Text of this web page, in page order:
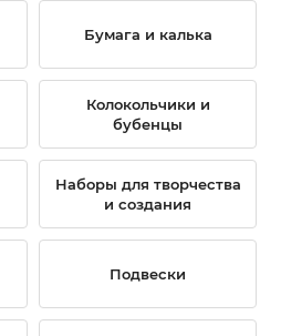
Бумага и калька
Колокольчики и
бубенцы
Наборы для творчества
и создания
Подвески